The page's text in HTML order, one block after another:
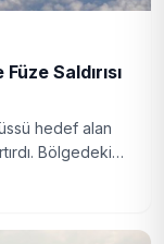
Saldırısı
hedef alan
Bölgedeki